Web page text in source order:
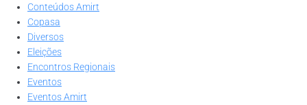
Conteúdos Amirt
Copasa
Diversos
Eleições
Encontros Regionais
Eventos
Eventos Amirt